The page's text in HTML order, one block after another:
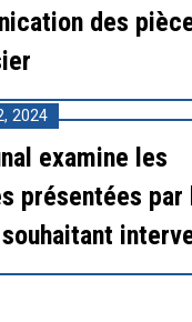
des
2024
examine les
présentées par